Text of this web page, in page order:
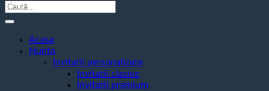
Caută
Acasa
Nunta
Invitatii personalizate
Invitatii clasice
Invitatii premium